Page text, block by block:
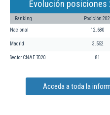
Evolución posiciones
Ranking Posición
Nacional 12.680
Madrid 3.552
Sector CNAE 7020 81
Acceda a toda la